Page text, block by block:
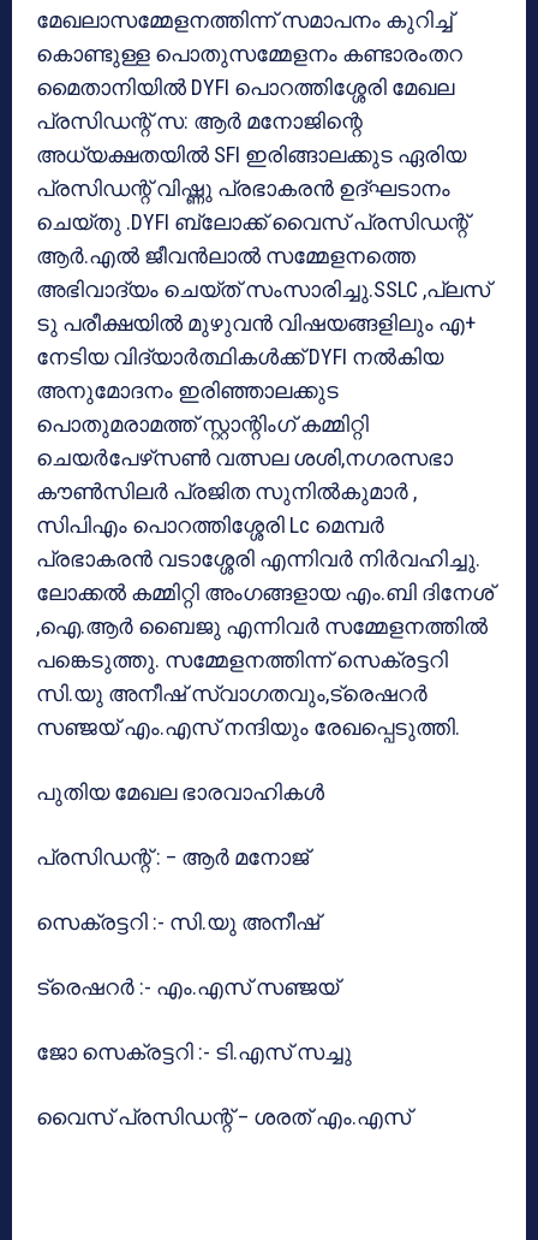
മേഖലാസമ്മേളനത്തിന്ന് സമാപനം കുറിച്ച്
കൊണ്ടുള്ള പൊതുസമ്മേളനം കണ്ടാരംതറ
മൈതാനിയില്‍ DYFI പൊറത്തിശ്ശേരി മേഖല
പ്രസിഡന്റ് സ: ആര്‍ മനോജിന്റെ
അധ്യക്ഷതയില്‍ SFI ഇരിങ്ങാലക്കുട ഏരിയ
പ്രസിഡന്റ് വിഷ്ണു പ്രഭാകരന്‍ ഉദ്ഘടാനം
ചെയ്തു .DYFI ബ്ലോക്ക് വൈസ് പ്രസിഡന്റ്
ആര്‍.എല്‍ ജീവന്‍ലാല്‍ സമ്മേളനത്തെ
അഭിവാദ്യം ചെയ്ത് സംസാരിച്ചു.SSLC ,പ്ലസ്
ടു പരീക്ഷയില്‍ മുഴുവന്‍ വിഷയങ്ങളിലും എ+
നേടിയ വിദ്യാര്‍ത്ഥികള്‍ക്ക് DYFI നല്‍കിയ
അനുമോദനം ഇരിഞ്ഞാലക്കുട
പൊതുമരാമത്ത് സ്റ്റാന്റിംഗ് കമ്മിറ്റി
ചെയര്‍പേഴ്‌സണ്‍ വത്സല ശശി,നഗരസഭാ
കൗണ്‍സിലര്‍ പ്രജിത സുനില്‍കുമാര്‍ ,
സിപിഎം പൊറത്തിശ്ശേരി Lc മെമ്പര്‍
പ്രഭാകരന്‍ വടാശ്ശേരി എന്നിവര്‍ നിര്‍വഹിച്ചു.
ലോക്കല്‍ കമ്മിറ്റി അംഗങ്ങളായ എം.ബി ദിനേശ്
,ഐ.ആര്‍ ബൈജു എന്നിവര്‍ സമ്മേളനത്തില്‍
പങ്കെടുത്തു. സമ്മേളനത്തിന്ന് സെക്രട്ടറി
സി.യു അനീഷ് സ്വാഗതവും,ട്രെഷറര്‍
സഞ്ജയ് എം.എസ് നന്ദിയും രേഖപ്പെടുത്തി.
പുതിയ മേഖല ഭാരവാഹികള്‍
പ്രസിഡന്റ് : – ആര്‍ മനോജ്
സെക്രട്ടറി :- സി.യു അനീഷ്
ട്രെഷറര്‍ :- എം.എസ് സഞ്ജയ്
ജോ സെക്രട്ടറി :- ടി.എസ് സച്ചു
വൈസ് പ്രസിഡന്റ് – ശരത് എം.എസ്